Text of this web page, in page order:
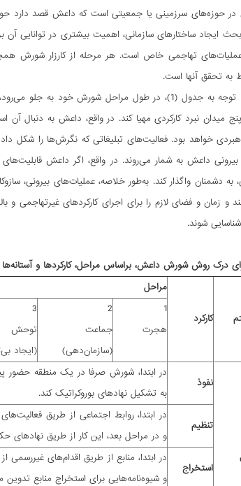
در حوزه‌های سرزمینی یا جمعیتی است که داعش قصد دارد
ساختارهای سازمانی، اهمیت بیشتری در توانایی آن
تهاجمی خاص است. هر مرحله از کارزار شورش
به تحقق آنها است.
برای مثال، همان‌طور که داعش، با توجه به جدول (1)، در طول
پنج میدان نبرد کارکردی مهیا کند. در واقع، داعش به دنبال
خواهد بود. فعالیت‌های تبلیغاتی که نگرش‌ها را شکل
داعش به شمار می‌روند. در واقع، اگر داعش
دشمنان واگذار کند. به‌طور خلاصه، عملیات‌های بیرونی،
زمان و فضای لازم را برای اجرای کارکردهای غیرتهاجمی و
شوند.
ها
کارکرد
مراحل
1
هجرت
2
جماعت
(سازمان‌دهی)
3
توحش
(ایجاد
نفوذ
در ابتدا، شورش صرفا در یک منطقه حضور
به تشکیل نهادهای بوروکراتیک کند.
تنظیم
در ابتدا، روابط اجتماعی از طریق
و در مراحل بعد، این کار از طریق نهادهای
استخراج
در ابتدا، منابع از طریق اقدام‌های
و شیوه‌نامه‌هایی برای استخراج منابع تدوین